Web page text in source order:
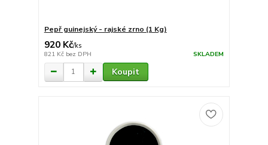
Pepř guinejský - rajské zrno (1 Kg)
920 Kč/ks
821 Kč bez DPH SKLADEM
Koupit